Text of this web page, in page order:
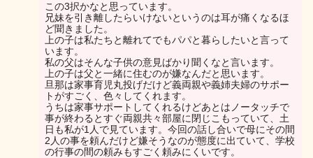
この3択かなと思っています。
兄妹を引き離したらいけないというのは耳が痛くなるほ
ど聞きました。
上の子は私たちと離れてでもパパと暮らしたいと言って
います。
私の父はそんな子供の意見ばかり聞くなと言います。
上の子は父と一緒に住むのが嫌なんだと思います。
旦那は家事育児丸投げだけど義両親や義姉夫婦のサポー
トがすごく、色々してくれます。
うちは家事サポートしてくれるけどあとはノータッチで
事が終わるとすぐ両親共々部屋に閉じこもっていて、土
日も私が1人で見ています。今回の話し合いで母にその間
2人の事を頼んだけど嫌そうなのが態度に出ていて、学校
の行事の間の頼みもすごく頼みにくいです。